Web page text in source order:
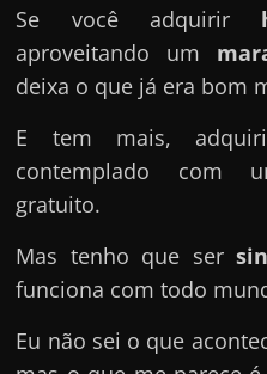
Se você adquirir
aproveitando um
deixa o que já era bom
E tem mais,
contemplado com
gratuito.
Mas tenho que ser
funciona com todo
Eu não sei o que